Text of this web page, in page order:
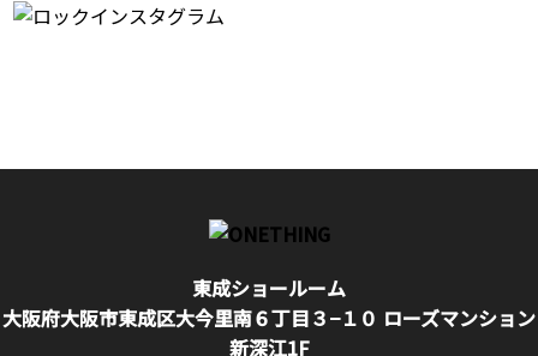
東成ショールーム
大阪府大阪市東成区大今里南６丁目３−１０ ローズマンション
新深江1F